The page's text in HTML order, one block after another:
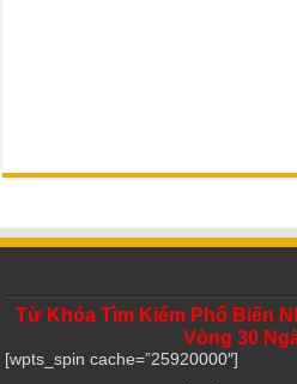
Từ Khóa Tìm Kiếm Phổ Biến
Vòng 30
[wpts_spin cache=”25920000″]